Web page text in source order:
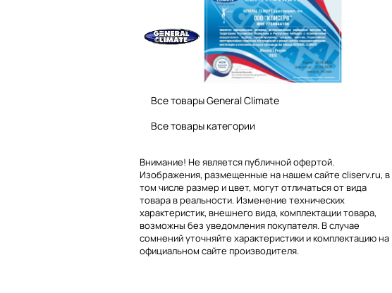
Все товары General Climate
Все товары категории
Внимание! Не является публичной офертой.
Изображения, размещенные на нашем сайте cliserv.ru, в
том числе размер и цвет, могут отличаться от вида
товара в реальности. Изменение технических
характеристик, внешнего вида, комплектации товара,
возможны без уведомления покупателя. В случае
сомнений уточняйте характеристики и комплектацию на
официальном сайте производителя.